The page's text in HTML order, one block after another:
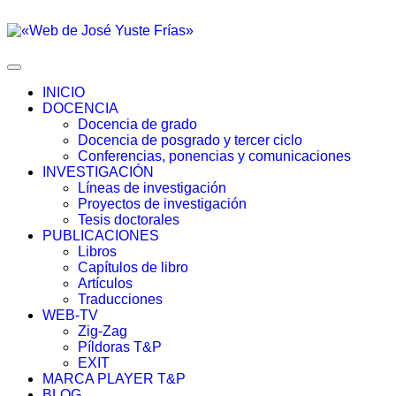
INICIO
DOCENCIA
Docencia de grado
Docencia de posgrado y tercer ciclo
Conferencias, ponencias y comunicaciones
INVESTIGACIÓN
Líneas de investigación
Proyectos de investigación
Tesis doctorales
PUBLICACIONES
Libros
Capítulos de libro
Artículos
Traducciones
WEB-TV
Zig-Zag
Píldoras T&P
EXIT
MARCA PLAYER T&P